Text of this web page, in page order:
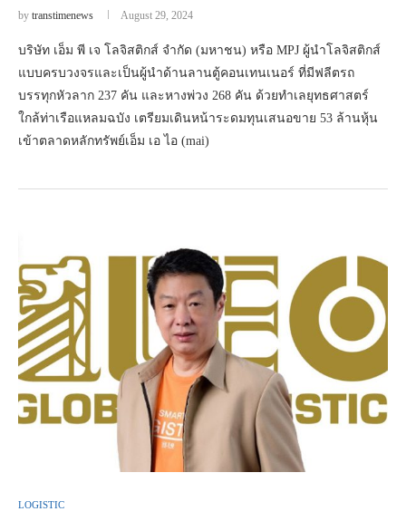
by transtimenews August 29, 2024
​บริษัท เอ็ม พี เจ โลจิสติกส์ จำกัด (มหาชน) หรือ MPJ ผู้นำโลจิสติกส์
แบบครบวงจรและเป็นผู้นำด้านลานตู้คอนเทนเนอร์ ที่มีฟลีตรถ
บรรทุกหัวลาก 237 คัน และหางพ่วง 268 คัน ด้วยทำเลยุทธศาสตร์
ใกล้ท่าเรือแหลมฉบัง เตรียมเดินหน้าระดมทุนเสนอขาย 53 ล้านหุ้น
เข้าตลาดหลักทรัพย์เอ็ม เอ ไอ (mai)
LOGISTIC